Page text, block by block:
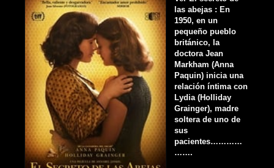
las abejas : En
1950, en un
pequeño pueblo
británico, la
doctora Jean
Markham (Anna
Paquin) inicia una
relación íntima con
Lydia (Holliday
Grainger), madre
soltera de uno de
sus
pacientes…………
…….